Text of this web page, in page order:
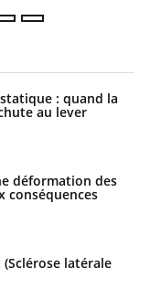
: quand la
au lever
déformation des
conséquences
latérale